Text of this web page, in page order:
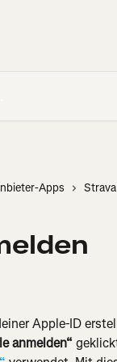
Apps
Apple-ID
anmelden“